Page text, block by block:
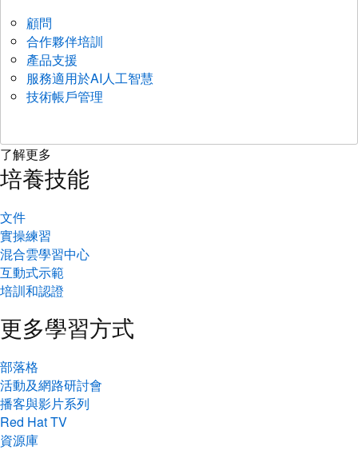
顧問
合作夥伴培訓
產品支援
服務適用於AI人工智慧
技術帳戶管理
了解更多
培養技能
文件
實操練習
混合雲學習中心
互動式示範
培訓和認證
更多學習方式
部落格
活動及網路研討會
播客與影片系列
Red Hat TV
資源庫